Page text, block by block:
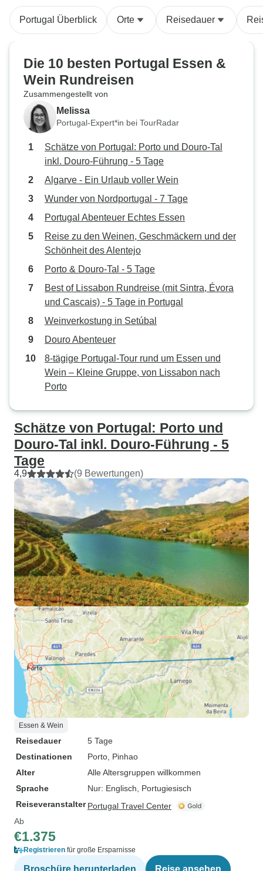
Portugal Überblick Orte Reisedauer
Die 10 besten Portugal Essen &
Wein Rundreisen
Zusammengestellt von
Melissa
Portugal-Expert*in bei TourRadar
Schätze von Portugal: Porto und Douro-Tal
inkl. Douro-Führung - 5 Tage
Algarve - Ein Urlaub voller Wein
Wunder von Nordportugal - 7 Tage
Portugal Abenteuer Echtes Essen
Reise zu den Weinen, Geschmäckern und der
Schönheit des Alentejo
Porto & Douro-Tal - 5 Tage
Best of Lissabon Rundreise (mit Sintra, Évora
und Cascais) - 5 Tage in Portugal
Weinverkostung in Setúbal
Douro Abenteuer
8-tägige Portugal-Tour rund um Essen und
Wein – Kleine Gruppe, von Lissabon nach
Porto
Schätze von Portugal: Porto und
Douro-Tal inkl. Douro-Führung - 5
Tage
4,9 (9 Bewertungen)
Essen & Wein
Reisedauer
5 Tage
Destinationen
Porto , Pinhao
Alter
Alle Altersgruppen willkommen
Sprache
Nur: Englisch, Portugiesisch
Reiseveranstalter Portugal Travel Center
Ab
€1.375
Registrieren für große Ersparnisse
Broschüre herunterladen Reise ansehen